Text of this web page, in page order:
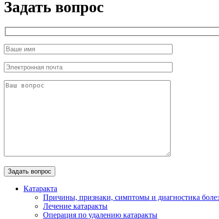
Задать вопрос
Катаракта
Причины, признаки, симптомы и диагностика
Лечение катаракты
Операция по удалению катаракты